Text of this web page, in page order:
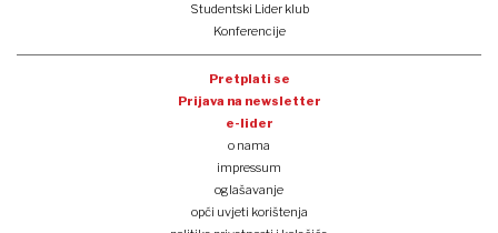
Studentski Lider klub
Konferencije
Pretplati se
Prijava na newsletter
e-lider
o nama
impressum
oglašavanje
opći uvjeti korištenja